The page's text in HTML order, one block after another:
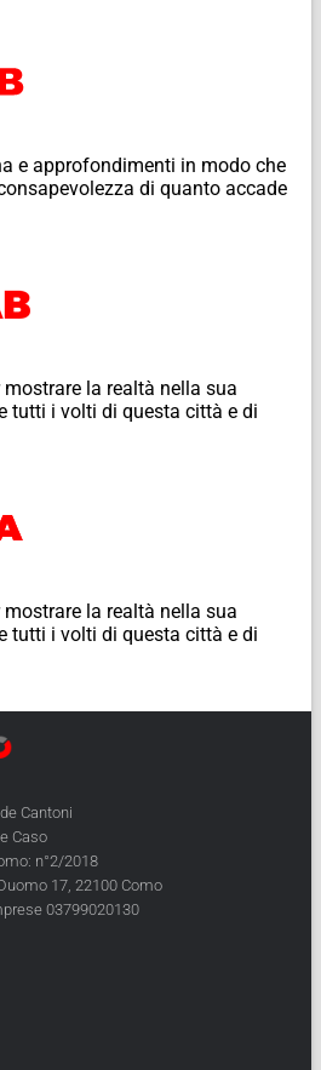
e approfondimenti in modo che
di quanto accade
la realtà nella sua
tutti i volti di questa città e di
la realtà nella sua
tutti i volti di questa città e di
Cantoni
Caso
n°2/2018
17, 22100 Como
03799020130